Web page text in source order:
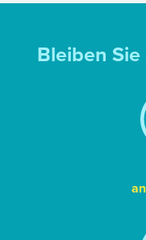
Bleiben